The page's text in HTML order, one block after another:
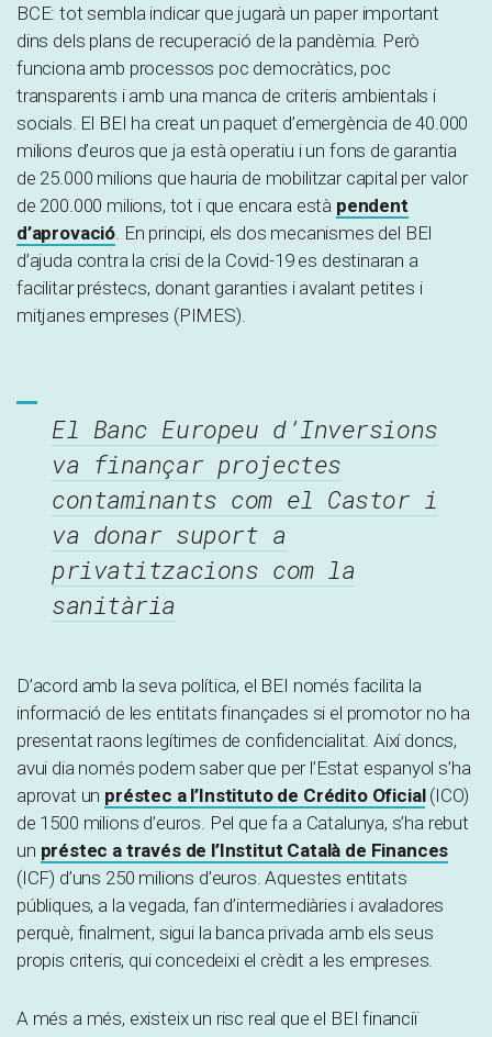
BCE: tot sembla indicar que jugarà un paper important
dins dels plans de recuperació de la pandèmia. Però
funciona amb processos poc democràtics, poc
transparents i amb una manca de criteris ambientals i
socials. El BEI ha creat un paquet d’emergència de 40.000
milions d’euros que ja està operatiu i un fons de garantia
de 25.000 milions que hauria de mobilitzar capital per valor
de 200.000 milions, tot i que encara està pendent
d’aprovació . En principi, els dos mecanismes del BEI
d’ajuda contra la crisi de la Covid-19 es destinaran a
facilitar préstecs, donant garanties i avalant petites i
mitjanes empreses (PIMES).
El Banc Europeu d’Inversions
va finançar projectes
contaminants com el Castor i
va donar suport a
privatitzacions com la
sanitària
D’acord amb la seva política, el BEI només facilita la
informació de les entitats finançades si el promotor no ha
presentat raons legítimes de confidencialitat. Així doncs,
avui dia només podem saber que per l’Estat espanyol s’ha
aprovat un préstec a l’Instituto de Crédito Oficial(ICO)
de 1500 milions d’euros. Pel que fa a Catalunya, s’ha rebut
un préstec a través de l’Institut Català de Finances
(ICF) d’uns 250 milions d’euros. Aquestes entitats
públiques, a la vegada, fan d’intermediàries i avaladores
perquè, finalment, sigui la banca privada amb els seus
propis criteris, qui concedeixi el crèdit a les empreses.
A més a més, existeix un risc real que el BEI financiï